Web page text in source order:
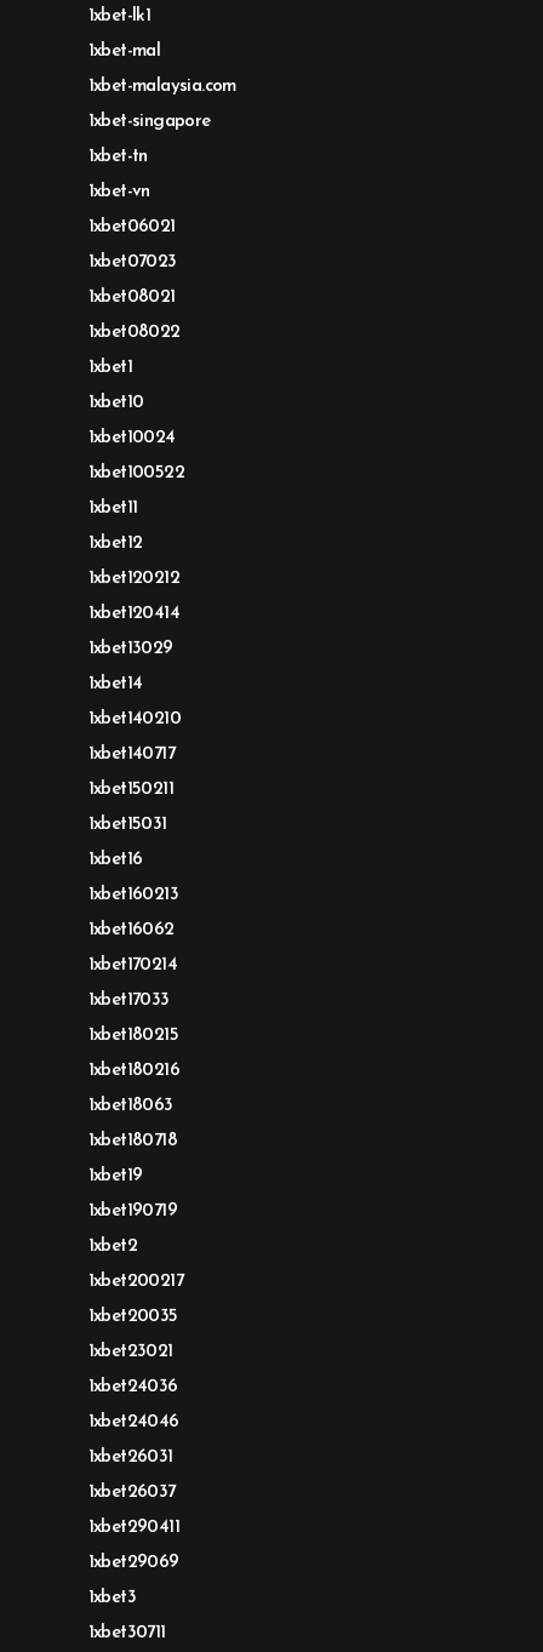
1xbet-lk1
1xbet-mal
1xbet-malaysia.com
1xbet-singapore
1xbet-tn
1xbet-vn
1xbet06021
1xbet07023
1xbet08021
1xbet08022
1xbet1
1xbet10
1xbet10024
1xbet100522
1xbet11
1xbet12
1xbet120212
1xbet120414
1xbet13029
1xbet14
1xbet140210
1xbet140717
1xbet150211
1xbet15031
1xbet16
1xbet160213
1xbet16062
1xbet170214
1xbet17033
1xbet180215
1xbet180216
1xbet18063
1xbet180718
1xbet19
1xbet190719
1xbet2
1xbet200217
1xbet20035
1xbet23021
1xbet24036
1xbet24046
1xbet26031
1xbet26037
1xbet290411
1xbet29069
1xbet3
1xbet30711